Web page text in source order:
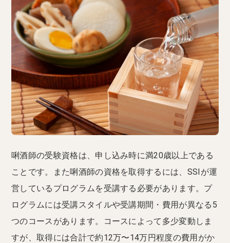
唎酒師の受験資格は、申し込み時に満20歳以上である
ことです。また唎酒師の資格を取得するには、SSIが運
営しているプログラムを受講する必要があります。プ
ログラムには受講スタイルや受講期間・費用が異なる5
つのコースがあります。コースによって多少変動しま
すが、取得には合計で約12万〜14万円程度の費用がか